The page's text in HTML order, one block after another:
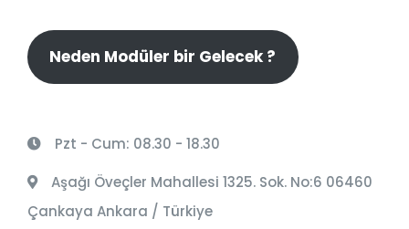
Neden Modüler bir Gelecek ?
Pzt - Cum: 08.30 - 18.30
Aşağı Öveçler Mahallesi 1325. Sok. No:6 06460
Çankaya Ankara / Türkiye